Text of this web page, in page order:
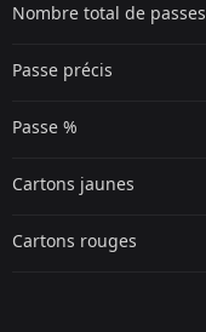
Nombre total de passes
Passe précis
Passe %
Cartons jaunes
Cartons rouges